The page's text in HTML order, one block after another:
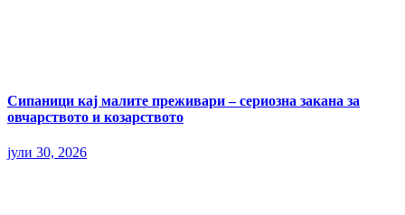
Сипаници кај малите преживари – сериозна закана за
овчарството и козарството
јули 30, 2026